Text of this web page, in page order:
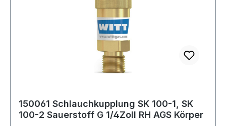
150061 Schlauchkupplung SK 100-1, SK
100-2 Sauerstoff G 1/4Zoll RH AGS Körper